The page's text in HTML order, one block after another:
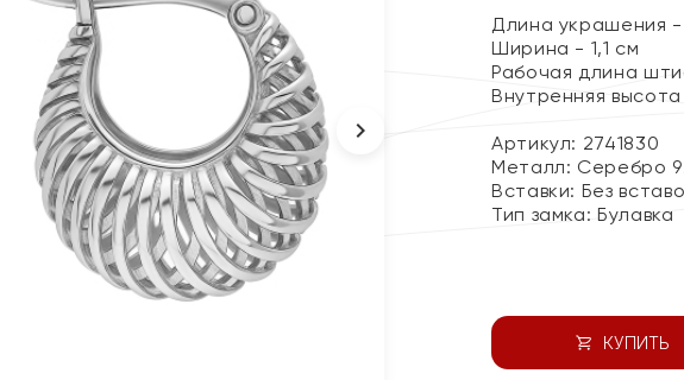
Длина украшения -
Ширина - 1,1 см
Рабочая длина
Внутренняя
Артикул: 2741830
Металл: Серебро
Вставки: Без
Тип замка:Булавка
КУПИТЬ